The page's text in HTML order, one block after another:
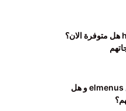
فروع homzmart هل متوفرة الان؟
خدمة عملاء موقع elmenus و هل